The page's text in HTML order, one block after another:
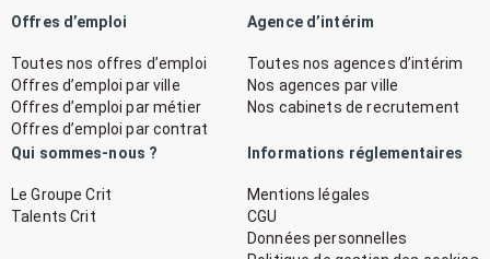
Offres d’emploi
Toutes nos offres d’emploi
Offres d’emploi par ville
Offres d’emploi par métier
Offres d’emploi par contrat
Agence d’intérim
Toutes nos agences d’intérim
Nos agences par ville
Nos cabinets de recrutement
Qui sommes-nous ?
Le Groupe Crit
Talents Crit
Informations réglementaires
Mentions légales
CGU
Données personnelles